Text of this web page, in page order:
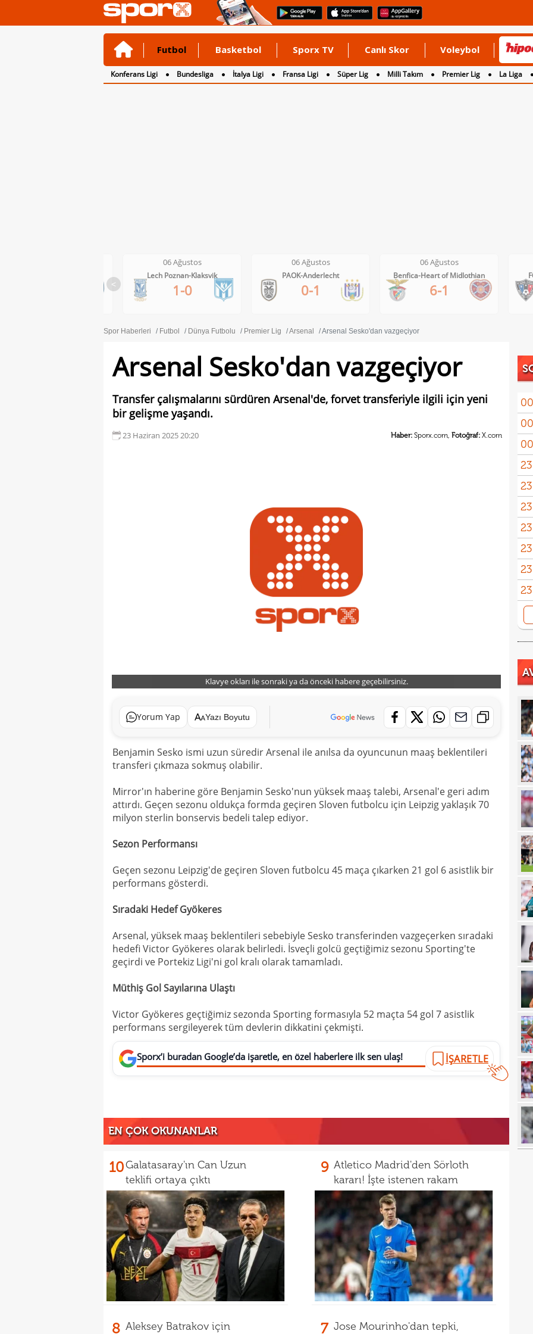
Futbol Basketbol Sporx TV Canlı Skor Voleybol
Konferans Ligi Bundesliga İtalya Ligi Fransa Ligi Süper Lig Milli Takım Premier Lig La Liga
2. Lig
3. Lig
<
06 Ağustos
PAOK-Anderlecht
0-1
06 Ağustos
Benfica-Heart of Midlothian
6-1
06 Ağustos
FC Inter Turku-FC Vaduz
2-1
Spor Haberleri Futbol Dünya Futbolu Premier Lig Arsenal Arsenal Sesko'dan vazgeçiyor
Arsenal Sesko'dan vazgeçiyor
Transfer çalışmalarını sürdüren Arsenal'de, forvet transferiyle ilgili için yeni
bir gelişme yaşandı.
23 Haziran 2025 20:20 Haber: Sporx.com, Fotoğraf: X.com
Klavye okları ile sonraki ya da önceki habere geçebilirsiniz.
Yorum Yap Yazı Boyutu
Benjamin Sesko ismi uzun süredir Arsenal ile anılsa da oyuncunun maaş beklentileri
transferi çıkmaza sokmuş olabilir.
Mirror'ın haberine göre Benjamin Sesko'nun yüksek maaş talebi, Arsenal'e geri adım
attırdı. Geçen sezonu oldukça formda geçiren Sloven futbolcu için Leipzig yaklaşık 70
milyon sterlin bonservis bedeli talep ediyor.
Sezon Performansı
Geçen sezonu Leipzig'de geçiren Sloven futbolcu 45 maça çıkarken 21 gol 6 asistlik bir
performans gösterdi.
Sıradaki Hedef Gyökeres
Arsenal, yüksek maaş beklentileri sebebiyle Sesko transferinden vazgeçerken sıradaki
hedefi Victor Gyökeres olarak belirledi. İsveçli golcü geçtiğimiz sezonu Sporting'te
geçirdi ve Portekiz Ligi'ni gol kralı olarak tamamladı.
Müthiş Gol Sayılarına Ulaştı
Victor Gyökeres geçtiğimiz sezonda Sporting formasıyla 52 maçta 54 gol 7 asistlik
performans sergileyerek tüm devlerin dikkatini çekmişti.
Sporx’i buradan Google’da işaretle, en özel haberlere ilk sen ulaş! İŞARETLE
EN ÇOK OKUNANLAR
10Galatasaray'ın Can Uzun
teklifi ortaya çıktı
9 Atletico Madrid'den Sörloth
kararı! İşte istenen rakam
8 Aleksey Batrakov için
7 Jose Mourinho'dan tepki,
gitti